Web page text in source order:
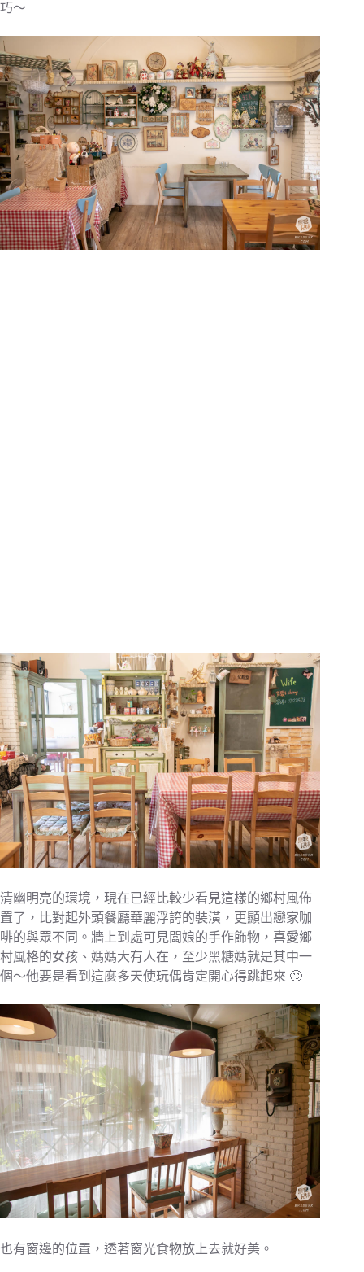
巧～
清幽明亮的環境，現在已經比較少看見這樣的鄉村風佈
置了，比對起外頭餐廳華麗浮誇的裝潢，更顯出戀家咖
啡的與眾不同。牆上到處可見闆娘的手作飾物，喜愛鄉
村風格的女孩、媽媽大有人在，至少黑糖媽就是其中一
個～他要是看到這麼多天使玩偶肯定開心得跳起來 🙄
也有窗邊的位置，透著窗光食物放上去就好美。